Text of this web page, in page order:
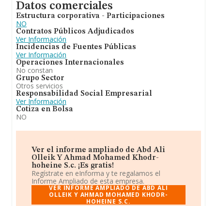
Datos comerciales
Estructura corporativa - Participaciones
NO
Contratos Públicos Adjudicados
Ver Información
Incidencias de Fuentes Públicas
Ver Información
Operaciones Internacionales
No constan
Grupo Sector
Otros servicios
Responsabilidad Social Empresarial
Ver Información
Cotiza en Bolsa
NO
Ver el informe ampliado de Abd Ali
Olleik Y Ahmad Mohamed Khodr-
hoheine S.c. ¡Es gratis!
Regístrate en eInforma y te regalamos el
Informe Ampliado de esta empresa.
VER INFORME AMPLIADO DE ABD ALI
OLLEIK Y AHMAD MOHAMED KHODR-
HOHEINE S.C.